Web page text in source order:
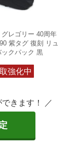
レゴリー 40周年
紫タグ 復刻 リュ
ックパック 黒
強化中
きます！ ／